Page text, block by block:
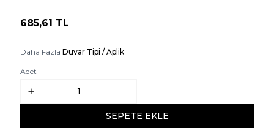
685,61 TL
Daha Fazla Duvar Tipi / Aplik
Adet
SEPETE EKLE